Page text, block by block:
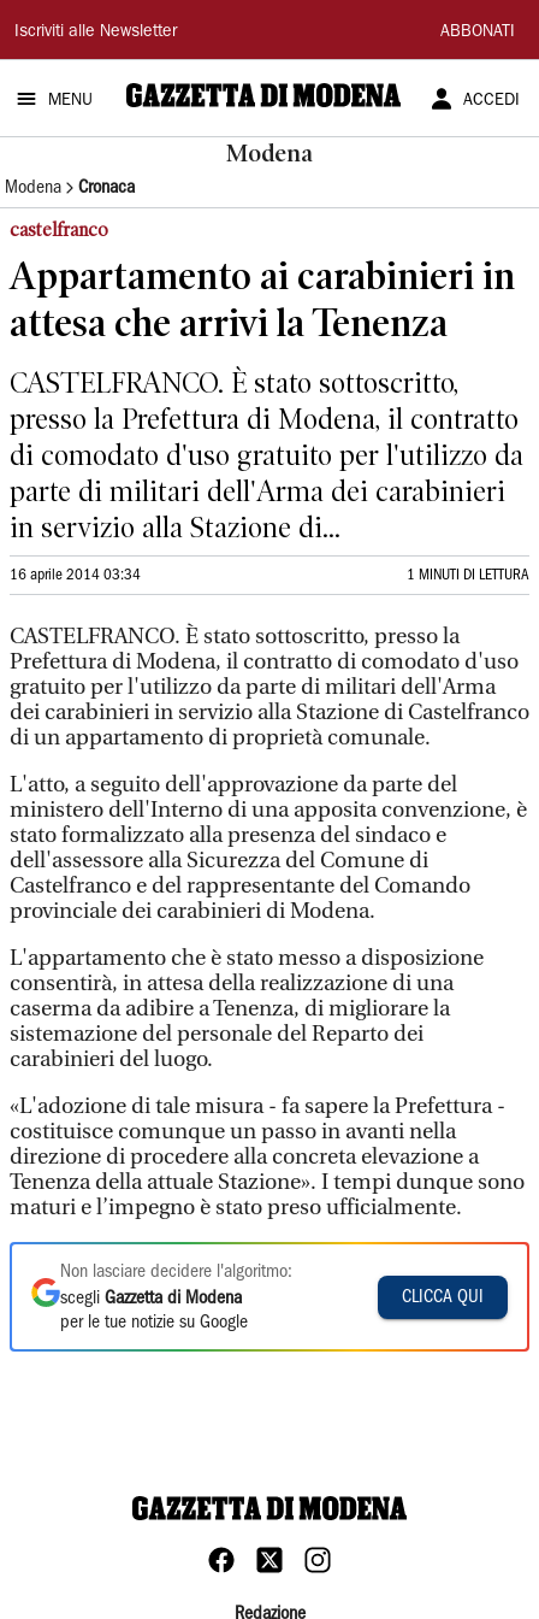
Gazzetta
di
Modena
Iscriviti alle Newsletter ABBONATI
MENU ACCEDI
Modena
Modena Cronaca
castelfranco
Appartamento ai carabinieri in
attesa che arrivi la Tenenza
CASTELFRANCO. È stato sottoscritto,
presso la Prefettura di Modena, il contratto
di comodato d'uso gratuito per l'utilizzo da
parte di militari dell'Arma dei carabinieri
in servizio alla Stazione di...
16 aprile 2014 03:34 1 MINUTI DI LETTURA
CASTELFRANCO. È stato sottoscritto, presso la
Prefettura di Modena, il contratto di comodato d'uso
gratuito per l'utilizzo da parte di militari dell'Arma
dei carabinieri in servizio alla Stazione di Castelfranco
di un appartamento di proprietà comunale.
L'atto, a seguito dell'approvazione da parte del
ministero dell'Interno di una apposita convenzione, è
stato formalizzato alla presenza del sindaco e
dell'assessore alla Sicurezza del Comune di
Castelfranco e del rappresentante del Comando
provinciale dei carabinieri di Modena.
L'appartamento che è stato messo a disposizione
consentirà, in attesa della realizzazione di una
caserma da adibire a Tenenza, di migliorare la
sistemazione del personale del Reparto dei
carabinieri del luogo.
«L'adozione di tale misura - fa sapere la Prefettura -
costituisce comunque un passo in avanti nella
direzione di procedere alla concreta elevazione a
Tenenza della attuale Stazione». I tempi dunque sono
maturi e l’impegno è stato preso ufficialmente.
Non lasciare decidere l'algoritmo:
scegli Gazzetta di Modena
per le tue notizie su Google
CLICCA QUI
Redazione